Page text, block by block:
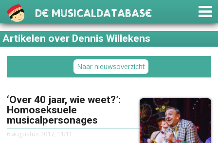
De Musicaldatabase
Artikelen over Dennis Willekens
Naar nieuwsoverzicht
‘Over 40 jaar, wie weet?’:
Homoseksuele
musicalpersonages
6 augustus 2017, 11:11